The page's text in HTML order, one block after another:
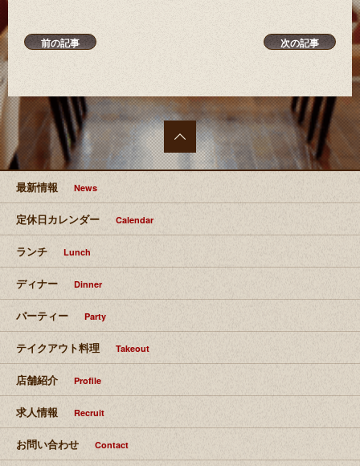
前の記事 次の記事
最上部
へ移動
最新情報 News
定休日カレンダー Calendar
ランチ Lunch
ディナー Dinner
パーティー Party
テイクアウト料理 Takeout
店舗紹介 Profile
求人情報 Recruit
お問い合わせ Contact